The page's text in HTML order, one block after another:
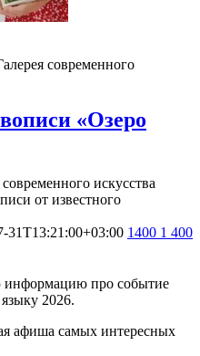
современного
«Озеро
искусства
от известного
31T13:21:00+03:00 1400 1 400
информацию про событие
2026.
афиша самых интересных